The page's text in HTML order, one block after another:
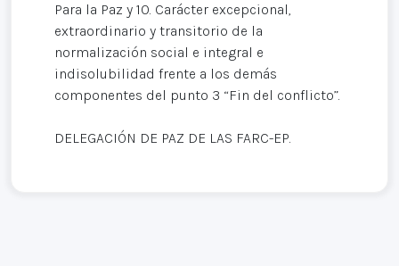
Para la Paz y 10. Carácter excepcional,
extraordinario y transitorio de la
normalización social e integral e
indisolubilidad frente a los demás
componentes del punto 3 “Fin del conflicto”.
DELEGACIÓN DE PAZ DE LAS FARC-EP.